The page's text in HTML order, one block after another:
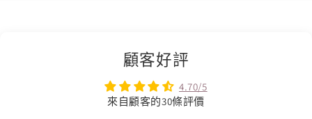
顧客好評
4.70/5
來自顧客的30條評價